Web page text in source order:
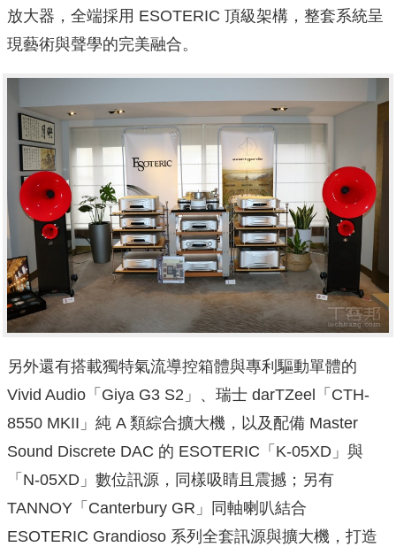
放大器，全端採用 ESOTERIC 頂級架構，整套系統呈
現藝術與聲學的完美融合。
另外還有搭載獨特氣流導控箱體與專利驅動單體的
Vivid Audio「Giya G3 S2」、瑞士 darTZeel「CTH-
8550 MKII」純 A 類綜合擴大機，以及配備 Master
Sound Discrete DAC 的 ESOTERIC「K-05XD」與
「N-05XD」數位訊源，同樣吸睛且震撼；另有
TANNOY「Canterbury GR」同軸喇叭結合
ESOTERIC Grandioso 系列全套訊源與擴大機，打造